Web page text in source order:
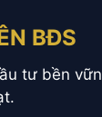
BĐS
tư bền